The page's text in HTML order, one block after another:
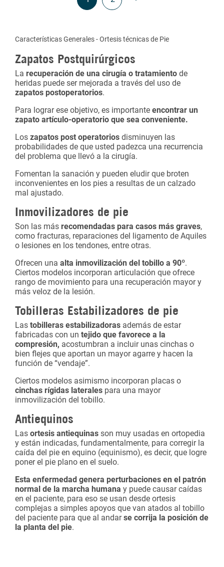
Características Generales - Ortesis técnicas de Pie
Zapatos Postquirúrgicos
La recuperación de una cirugía o tratamiento de
heridas puede ser mejorada a través del uso de
zapatos postoperatorios.
Para lograr ese objetivo, es importante encontrar un
zapato artículo-operatorio que sea conveniente.
Los zapatos post operatorios disminuyen las
probabilidades de que usted padezca una recurrencia
del problema que llevó a la cirugía.
Fomentan la sanación y pueden eludir que broten
inconvenientes en los pies a resultas de un calzado
mal ajustado.
Inmovilizadores de pie
Son las más recomendadas para casos más graves,
como fracturas, reparaciones del ligamento de Aquiles
o lesiones en los tendones, entre otras.
Ofrecen una alta inmovilización del tobillo a 90º.
Ciertos modelos incorporan articulación que ofrece
rango de movimiento para una recuperación mayor y
más veloz de la lesión.
Tobilleras Estabilizadores de pie
Las tobilleras estabilizadoras además de estar
fabricadas con un tejido que favorece a la
compresión, acostumbran a incluir unas cinchas o
bien flejes que aportan un mayor agarre y hacen la
función de “vendaje”.
Ciertos modelos asimismo incorporan placas o
cinchas rígidas laterales para una mayor
inmovilización del tobillo.
Antiequinos
Las ortesis antiequinas son muy usadas en ortopedia
y están indicadas, fundamentalmente, para corregir la
caída del pie en equino (equinismo), es decir, que logre
poner el pie plano en el suelo.
Esta enfermedad genera perturbaciones en el patrón
normal de la marcha humana y puede causar caídas
en el paciente, para eso se usan desde ortesis
complejas a simples apoyos que van atados al tobillo
del paciente para que al andarse corrija la posición de
la planta del pie.